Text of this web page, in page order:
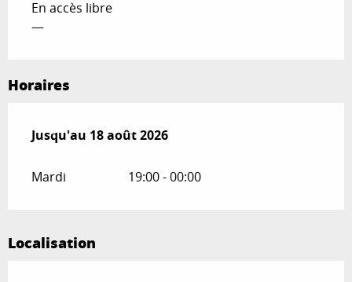
En accès libre
—
Horaires
Du7 juillet 2026au18 août 2026
Jusqu'au 18 août 2026
Mardi 19:00 - 00:00
Localisation